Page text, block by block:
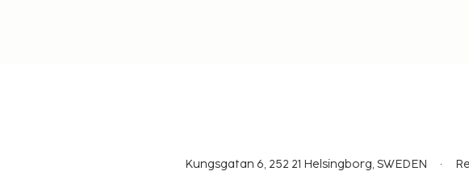
Kungsgatan 6, 252 21 Helsingborg, SWEDEN